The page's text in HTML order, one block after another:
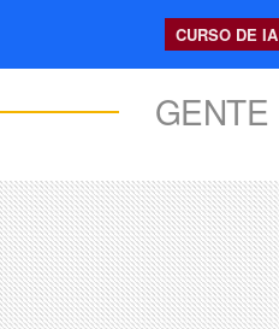
CURSO DE IA
GENTE